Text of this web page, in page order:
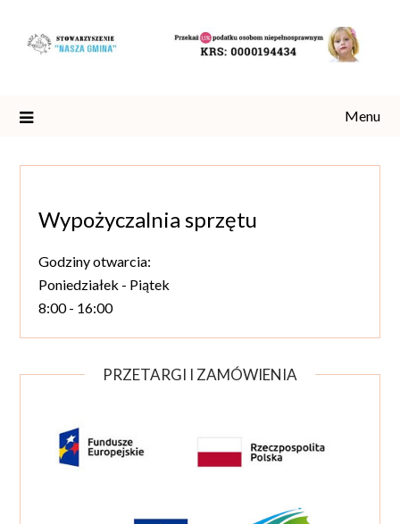
content
Menu
Wypożyczalnia sprzętu
Godziny otwarcia:
Poniedziałek - Piątek
8:00 - 16:00
PRZETARGI I ZAMÓWIENIA